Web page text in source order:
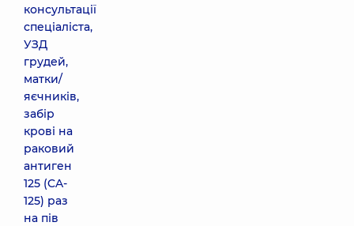
консультації
спеціаліста,
УЗД
грудей,
матки/
яєчників,
забір
крові на
раковий
антиген
125 (CA-
125) раз
на пів